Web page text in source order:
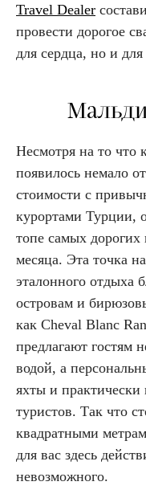
Travel Dealer
провести дорогое
для сердца, но и
Несмотря на то что
появилось немало
стоимости с
курортами Турции,
топе самых дорогих
месяца. Эта точка
эталонного отдыха
островам и
как Cheval Blanc
предлагают гостям
водой, а
яхты и практически
туристов. Так что
квадратными
для вас здесь
невозможного.